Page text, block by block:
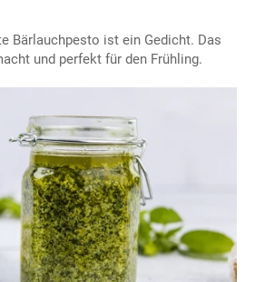
Bärlauchpesto ist ein Gedicht. Das
und perfekt für den Frühling.